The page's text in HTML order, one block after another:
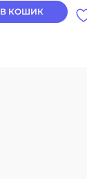
В КОШИК